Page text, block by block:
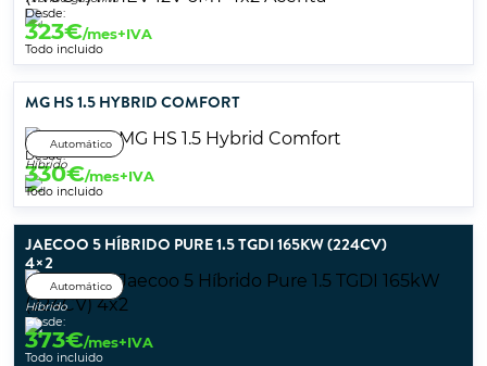
Desde:
323€/mes+IVA
Todo incluido
MG HS 1.5 HYBRID COMFORT
Automático
Híbrido
Desde:
330€/mes+IVA
Todo incluido
JAECOO 5 HÍBRIDO PURE 1.5 TGDI 165KW (224CV)
4×2
Automático
Híbrido
Desde:
373€/mes+IVA
Todo incluido